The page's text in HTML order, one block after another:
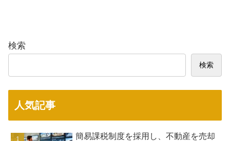
検索
検索
人気記事
簡易課税制度を採用し、不動産を売却